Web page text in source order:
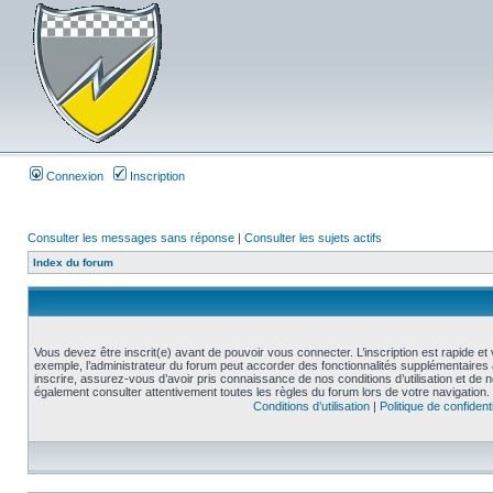
Connexion Inscription
Consulter les messages sans réponse | Consulter les sujets actifs
Index du forum
Vous devez être inscrit(e) avant de pouvoir vous connecter. L’inscription est rapide
exemple, l’administrateur du forum peut accorder des fonctionnalités
inscrire, assurez-vous d’avoir pris connaissance de nos conditions d’utilisation et de
également consulter attentivement toutes les règles du forum lors de votre navigation.
Conditions d’utilisation| Politique de